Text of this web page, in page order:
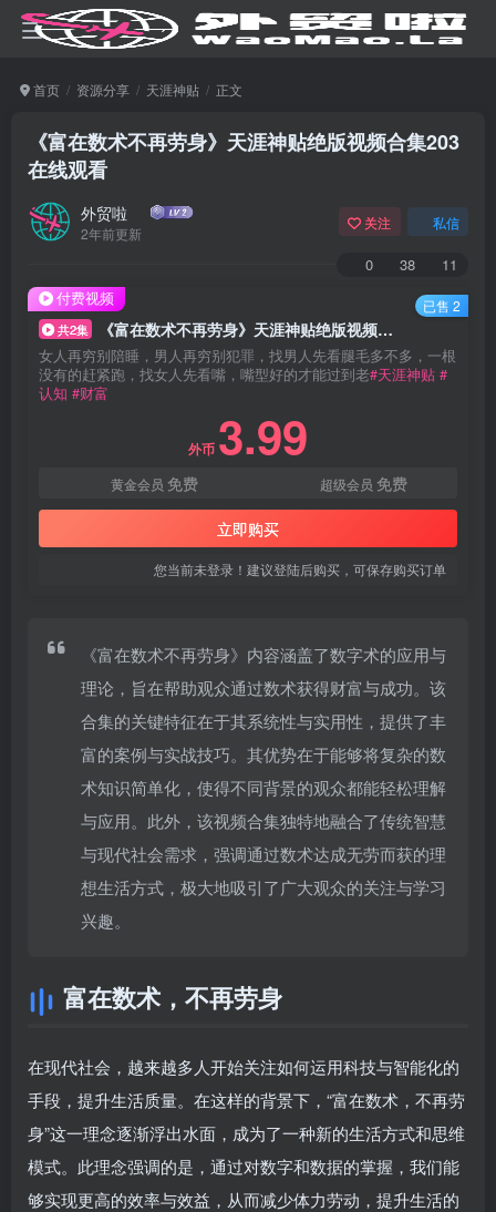
首页 资源分享 天涯神贴 正文
《富在数术不再劳身》天涯神贴绝版视频合集203
在线观看
外贸啦
2年前更新
关注 私信
0 38 11
共2集 《富在数术不再劳身》天涯神贴绝版视频合集203在线观看
女人再穷别陪睡，男人再穷别犯罪，找男人先看腿毛多不多，一根
没有的赶紧跑，找女人先看嘴，嘴型好的才能过到老#天涯神贴 #
认知 #财富
外币 3.99
黄金会员 免费 超级会员 免费
立即购买
您当前未登录！建议登陆后购买，可保存购买订单
付费视频 已售 2
《富在数术不再劳身》内容涵盖了数字术的应用与
理论，旨在帮助观众通过数术获得财富与成功。该
合集的关键特征在于其系统性与实用性，提供了丰
富的案例与实战技巧。其优势在于能够将复杂的数
术知识简单化，使得不同背景的观众都能轻松理解
与应用。此外，该视频合集独特地融合了传统智慧
与现代社会需求，强调通过数术达成无劳而获的理
想生活方式，极大地吸引了广大观众的关注与学习
兴趣。
富在数术，不再劳身
在现代社会，越来越多人开始关注如何运用科技与智能化的
手段，提升生活质量。在这样的背景下，“富在数术，不再劳
身”这一理念逐渐浮出水面，成为了一种新的生活方式和思维
模式。此理念强调的是，通过对数字和数据的掌握，我们能
够实现更高的效率与效益，从而减少体力劳动，提升生活的